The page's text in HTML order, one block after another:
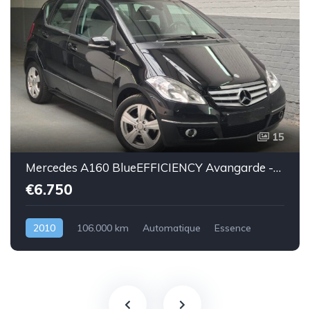
15
Mercedes A160 BlueEFFICIENCY Avangarde -essence euro 5-2010-106.000km-Top état -Garantie
€6.750
2010 106.000 km Automatique Essence